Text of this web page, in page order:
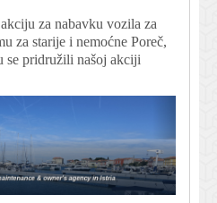
za nabavku vozila za
za starije i nemoćne Poreč,
se pridružili našoj akciji